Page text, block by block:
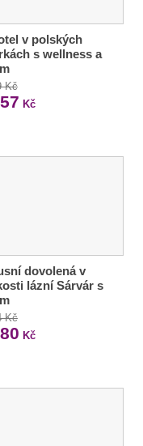
v polských
s wellness a
Kč
Kč
dovolená v
lázní Sárvár s
Kč
Kč